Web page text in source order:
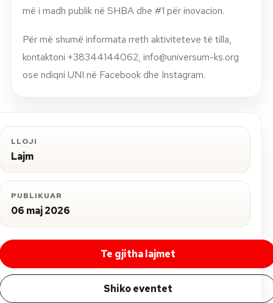
më i madh publik në SHBA dhe #1 për inovacion.
Për më shumë informata rreth aktiviteteve të tilla,
kontaktoni +38344144062, info@universum-ks.org
ose ndiqni UNI në Facebook dhe Instagram.
LLOJI
Lajm
PUBLIKUAR
06 maj 2026
Te gjitha lajmet
Shiko eventet